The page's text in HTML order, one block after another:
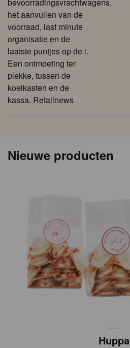
het aanvullen van de
voorraad, last minute
organisatie en de
laatste puntjes op de i.
Een ontmoeting ter
plekke, tussen de
koelkasten en de
kassa. Retailnews
Nieuwe producten
Huppa